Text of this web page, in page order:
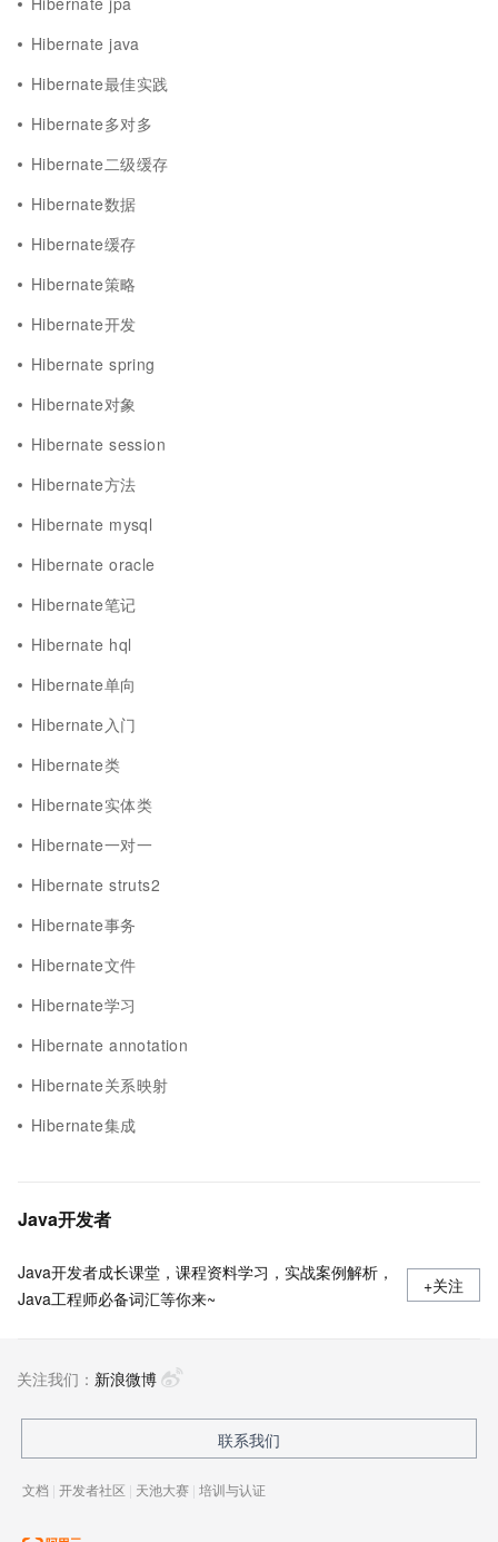
Hibernate java
Hibernate最佳实践
Hibernate多对多
Hibernate二级缓存
Hibernate数据
Hibernate缓存
Hibernate策略
Hibernate开发
Hibernate spring
Hibernate对象
Hibernate session
Hibernate方法
Hibernate mysql
Hibernate oracle
Hibernate笔记
Hibernate hql
Hibernate单向
Hibernate入门
Hibernate类
Hibernate实体类
Hibernate一对一
Hibernate struts2
Hibernate事务
Hibernate文件
Hibernate学习
Hibernate annotation
Hibernate关系映射
Hibernate集成
Java开发者
Java开发者成长课堂，课程资料学习，实战案例解析，
Java工程师必备词汇等你来~
+关注
关注我们： 新浪微博
联系我们
文档 | 开发者社区 | 天池大赛 | 培训与认证